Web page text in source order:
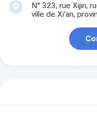
N° 323, rue Xijin,
ville de Xi'an,